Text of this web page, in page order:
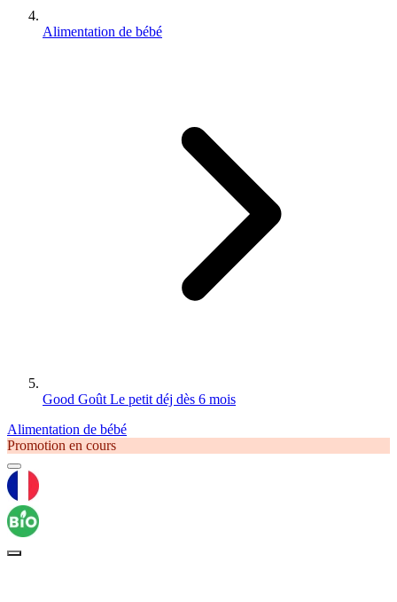
Alimentation de bébé
Good Goût Le petit déj dès 6 mois
Alimentation de bébé
Promotion en cours